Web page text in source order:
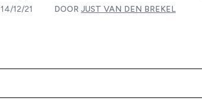
14/12/21 DOOR JUST VAN DEN BREKEL